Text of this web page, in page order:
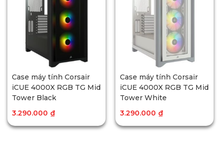
Case máy tính Corsair
iCUE 4000X RGB TG Mid
Tower Black
3.290.000 ₫
Case máy tính Corsair
iCUE 4000X RGB TG Mid
Tower White
3.290.000 ₫